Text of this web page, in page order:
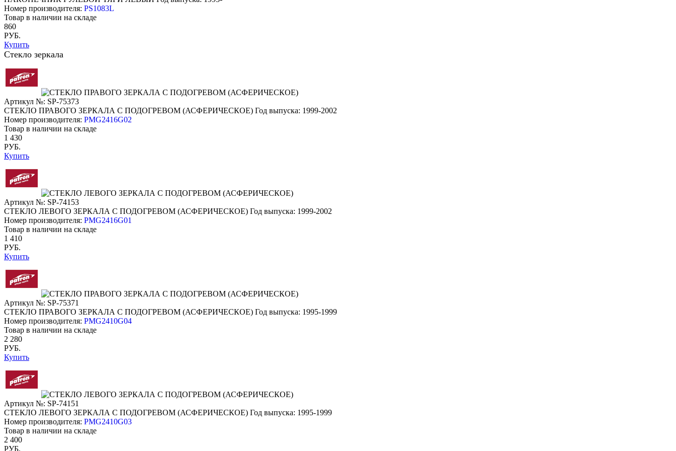
Номер производителя: PS1083L
Товар в наличии на складе
860
РУБ.
Купить
Стекло зеркала
Артикул №: SP-75373
СТЕКЛО ПРАВОГО ЗЕРКАЛА С ПОДОГРЕВОМ (АСФЕРИЧЕСКОЕ) Год выпуска: 1999-2002
Номер производителя: PMG2416G02
Товар в наличии на складе
1 430
РУБ.
Купить
Артикул №: SP-74153
СТЕКЛО ЛЕВОГО ЗЕРКАЛА С ПОДОГРЕВОМ (АСФЕРИЧЕСКОЕ) Год выпуска: 1999-2002
Номер производителя: PMG2416G01
Товар в наличии на складе
1 410
РУБ.
Купить
Артикул №: SP-75371
СТЕКЛО ПРАВОГО ЗЕРКАЛА С ПОДОГРЕВОМ (АСФЕРИЧЕСКОЕ) Год выпуска: 1995-1999
Номер производителя: PMG2410G04
Товар в наличии на складе
2 280
РУБ.
Купить
Артикул №: SP-74151
СТЕКЛО ЛЕВОГО ЗЕРКАЛА С ПОДОГРЕВОМ (АСФЕРИЧЕСКОЕ) Год выпуска: 1995-1999
Номер производителя: PMG2410G03
Товар в наличии на складе
2 400
РУБ.